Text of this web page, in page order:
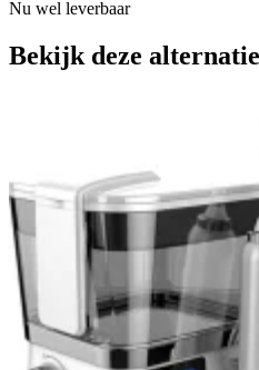
Nu wel leverbaar
Bekijk deze